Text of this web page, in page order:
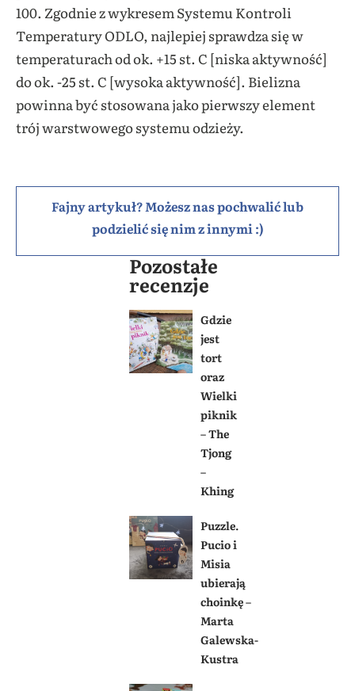
100. Zgodnie z wykresem Systemu Kontroli
Temperatury ODLO, najlepiej sprawdza się w
temperaturach od ok. +15 st. C [niska aktywność]
do ok. -25 st. C [wysoka aktywność]. Bielizna
powinna być stosowana jako pierwszy element
trój warstwowego systemu odzieży.
Fajny artykuł? Możesz nas pochwalić lub
podzielić się nim z innymi :)
Pozostałe
recenzje
Gdzie
jest
tort
oraz
Wielki
piknik
– The
Tjong
–
Khing
Puzzle.
Pucio i
Misia
ubierają
choinkę –
Marta
Galewska-
Kustra